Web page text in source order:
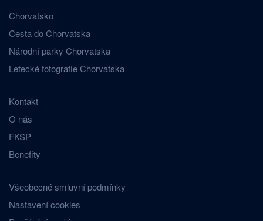
Chorvatsko
Cesta do Chorvatska
Národní parky Chorvatska
Letecké fotografie Chorvatska
Kontakt
O nás
FKSP
Benefity
Všeobecné smluvní podmínky
Nastavení cookies